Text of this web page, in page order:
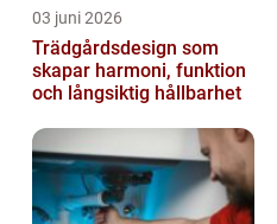
03 juni 2026
Trädgårdsdesign som
skapar harmoni, funktion
och långsiktig hållbarhet